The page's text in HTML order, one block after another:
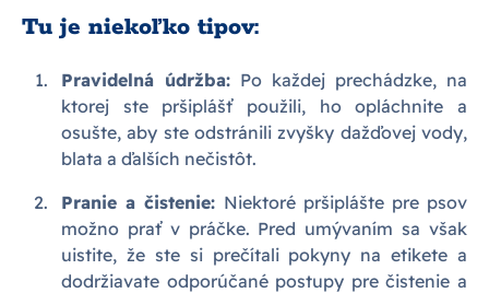
Tu je niekoľko tipov:
Pravidelná údržba: Po každej prechádzke, na
ktorej ste pršiplášť použili, ho opláchnite a
osušte, aby ste odstránili zvyšky dažďovej vody,
blata a ďalších nečistôt.
Pranie a čistenie: Niektoré pršiplášte pre psov
možno prať v práčke. Pred umývaním sa však
uistite, že ste si prečítali pokyny na etikete a
dodržiavate odporúčané postupy pre čistenie a